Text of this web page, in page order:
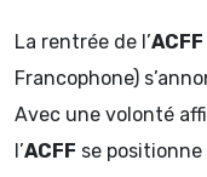
La rentrée de l’ACFF
Francophone)
Avec une volonté
l’ACFF se